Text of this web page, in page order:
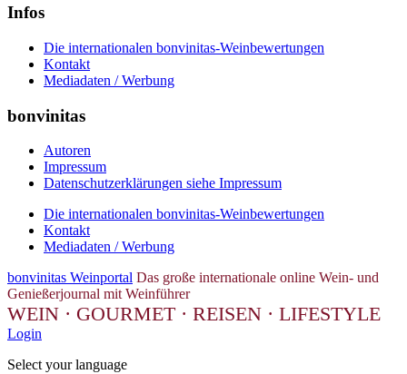
Infos
Die internationalen bonvinitas-Weinbewertungen
Kontakt
Mediadaten / Werbung
bonvinitas
Autoren
Impressum
Datenschutzerklärungen siehe Impressum
Die internationalen bonvinitas-Weinbewertungen
Kontakt
Mediadaten / Werbung
bonvinitas Weinportal Das große internationale online Wein- und
Genießerjournal mit Weinführer
WEIN · GOURMET · REISEN · LIFESTYLE
Login
Select your language